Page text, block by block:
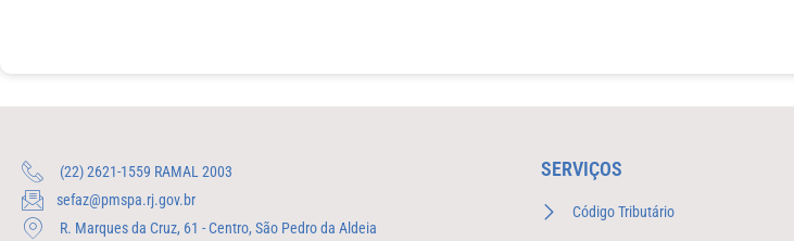
(22) 2621-1559 RAMAL 2003
sefaz@pmspa.rj.gov.br
R. Marques da Cruz, 61 - Centro, São Pedro da Aldeia
SERVIÇOS
Código Tributário